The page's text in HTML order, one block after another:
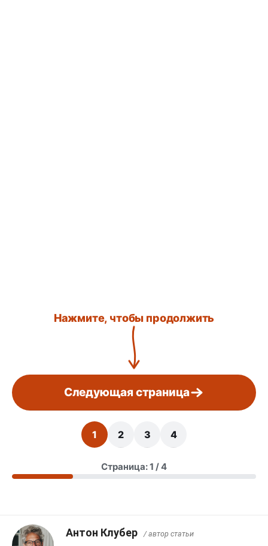
Нажмите, чтобы продолжить
Следующая страница
1 2 3 4
Страница: 1 / 4
Антон Клубер / автор статьи